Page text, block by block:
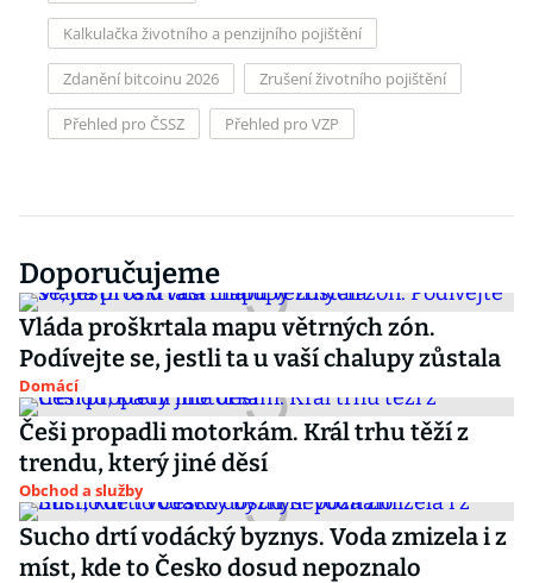
Kalkulačka životního a penzijního pojištění
Zdanění bitcoinu 2026 Zrušení životního pojištění
Přehled pro ČSSZ Přehled pro VZP
Doporučujeme
Vláda proškrtala mapu větrných zón.
Podívejte se, jestli ta u vaší chalupy zůstala
Domácí
Češi propadli motorkám. Král trhu těží z
trendu, který jiné děsí
Obchod a služby
Sucho drtí vodácký byznys. Voda zmizela i z
míst, kde to Česko dosud nepoznalo